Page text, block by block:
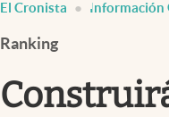
Infotechnology
Clase
Clima
Mundial 2026
El Cronista Información
Ranking